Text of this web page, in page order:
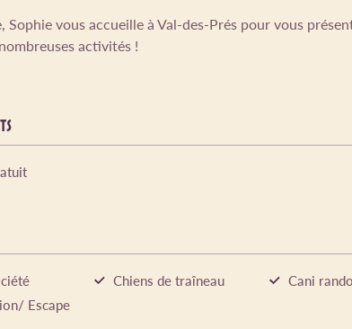
Sophie vous accueille à Val-des-Prés pour vous
activités !
Chiens de traîneau
Cani rando
Escape